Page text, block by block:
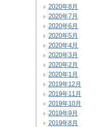
2020年8月
2020年7月
2020年6月
2020年5月
2020年4月
2020年3月
2020年2月
2020年1月
2019年12月
2019年11月
2019年10月
2019年9月
2019年8月